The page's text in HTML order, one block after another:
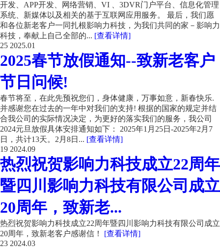
开发、APP开发、网络营销、VI 、3DVR门户平台、信息化管理
系统、新媒体以及相关的基于互联网应用服务。 最后，我们愿
和各位新老客户一同扎根影响力科技，为我们共同的家－影响力
科技，奉献上自己全部的... [查看详情]
25 2025.01
2025春节放假通知--致新老客户
节日问候!
春节将至，在此先预祝您们，身体健康，万事如意，新春快乐.
并感谢您在过去的一年中对我们的支持! 根据的国家的规定并结
合我公司的实际情况决定，为更好的落实我们的服务，我公司
2024元旦放假具体安排通知如下： 2025年1月25日-2025年2月7
日，共计13天。2月8日... [查看详情]
19 2024.09
热烈祝贺影响力科技成立22周年
暨四川影响力科技有限公司成立
20周年，致新老...
热烈祝贺影响力科技成立22周年暨四川影响力科技有限公司成立
20周年，致新老客户感谢信！ [查看详情]
23 2024.03